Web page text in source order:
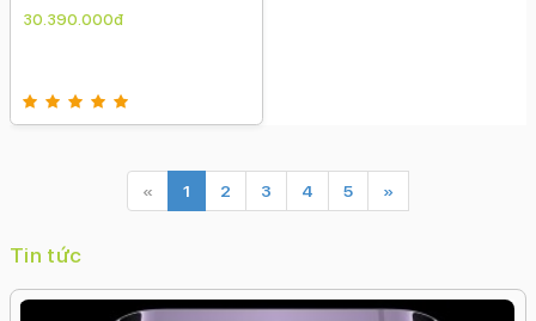
30.390.000đ
« 1 2 3 4 5 »
Tin tức